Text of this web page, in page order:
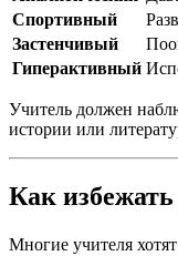
Спортивный
Застенчивый
Гиперактивный
Учитель должен
истории или
Как
Многие учителя